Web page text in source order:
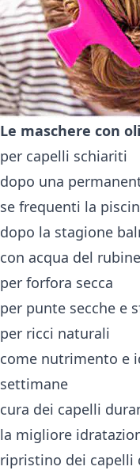
Le maschere con
per capelli schiariti
dopo una
se frequenti la
dopo la stagione
con acqua del
per forfora secca
per punte secche e
per ricci naturali
come nutrimento e
settimane
cura dei capelli
la migliore
ripristino dei capelli